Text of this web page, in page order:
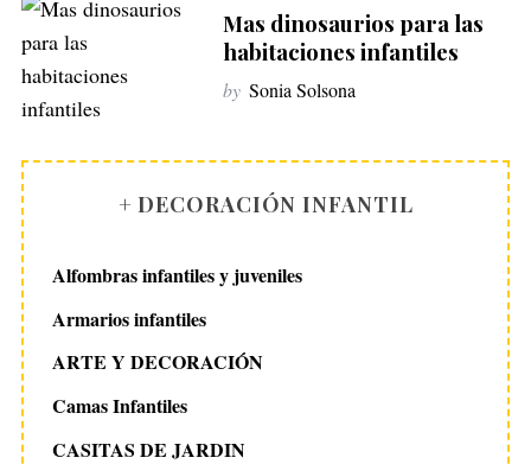
Mas dinosaurios para las
habitaciones infantiles
by Sonia Solsona
+ DECORACIÓN INFANTIL
Alfombras infantiles y juveniles
Armarios infantiles
ARTE Y DECORACIÓN
Camas Infantiles
CASITAS DE JARDIN